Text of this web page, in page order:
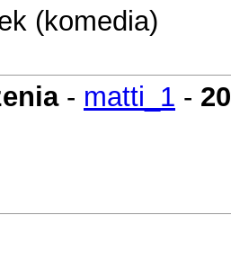
(komedia)
- matti_1 -